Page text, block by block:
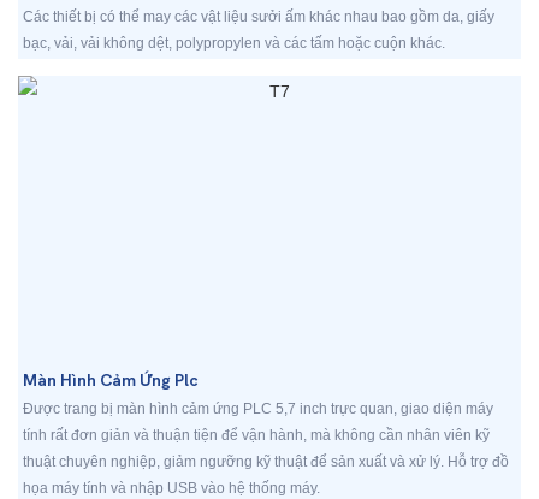
Các thiết bị có thể may các vật liệu sưởi ấm khác nhau bao gồm da, giấy
bạc, vải, vải không dệt, polypropylen và các tấm hoặc cuộn khác.
Màn Hình Cảm Ứng Plc
Được trang bị màn hình cảm ứng PLC 5,7 inch trực quan, giao diện máy
tính rất đơn giản và thuận tiện để vận hành, mà không cần nhân viên kỹ
thuật chuyên nghiệp, giảm ngưỡng kỹ thuật để sản xuất và xử lý. Hỗ trợ đồ
họa máy tính và nhập USB vào hệ thống máy.